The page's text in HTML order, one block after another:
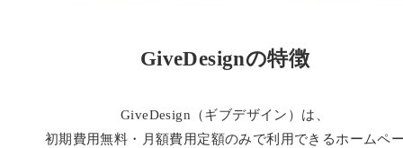
GiveDesignの特徴
GiveDesign（ギブデザイン）は、
初期費用無料・月額費用定額のみで利用できるホームペ